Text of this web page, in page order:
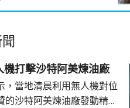
機打擊沙特阿美煉油廠
，當地清晨利用無人機對位
的沙特阿美煉油廠發動精準